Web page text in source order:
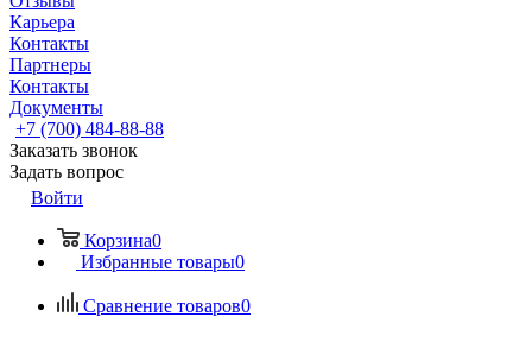
Карьера
Контакты
Партнеры
Контакты
Документы
+7 (700) 484-88-88
Заказать звонок
Задать вопрос
Войти
Корзина0
Избранные товары0
Сравнение товаров0